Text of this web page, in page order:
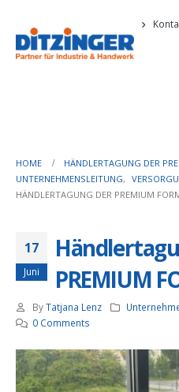
HOME
HÄNDLERTAGUNG DER
UNTERNEHMENSLEITUNG,
HÄNDLERTAGUNG DER PREMIUM
17
Juni
PREMIUM
By Tatjana Lenz
0 Comments